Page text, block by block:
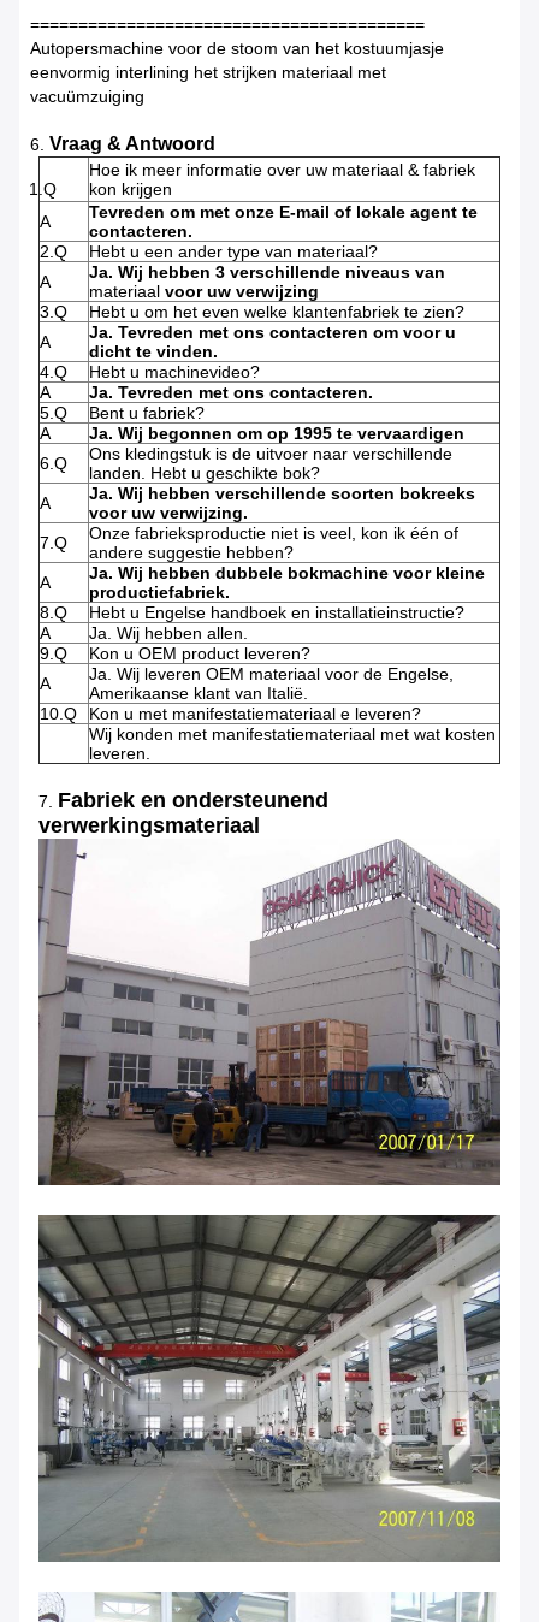
=========================================
Autopersmachine voor de stoom van het kostuumjasje
eenvormig interlining het strijken materiaal met
vacuümzuiging
6. Vraag & Antwoord
1.Q
Hoe ik meer informatie over uw materiaal & fabriek
kon krijgen
A
Tevreden om met onze E-mail of lokale agent te
contacteren.
2.Q
Hebt u een ander type van materiaal?
A
Ja. Wij hebben 3 verschillende niveaus van
materiaal voor uw verwijzing
3.Q
Hebt u om het even welke klantenfabriek te zien?
A
Ja. Tevreden met ons contacteren om voor u
dicht te vinden.
4.Q
Hebt u machinevideo?
A
Ja. Tevreden met ons contacteren.
5.Q
Bent u fabriek?
A
Ja. Wij begonnen om op 1995 te vervaardigen
6.Q
Ons kledingstuk is de uitvoer naar verschillende
landen. Hebt u geschikte bok?
A
Ja. Wij hebben verschillende soorten bokreeks
voor uw verwijzing.
7.Q
Onze fabrieksproductie niet is veel, kon ik één of
andere suggestie hebben?
A
Ja. Wij hebben dubbele bokmachine voor kleine
productiefabriek.
8.Q
Hebt u Engelse handboek en installatieinstructie?
A
Ja. Wij hebben allen.
9.Q
Kon u OEM product leveren?
A
Ja. Wij leveren OEM materiaal voor de Engelse,
Amerikaanse klant van Italië.
10.Q
Kon u met manifestatiemateriaal e leveren?
Wij konden met manifestatiemateriaal met wat kosten
leveren.
7. Fabriek en ondersteunend
verwerkingsmateriaal